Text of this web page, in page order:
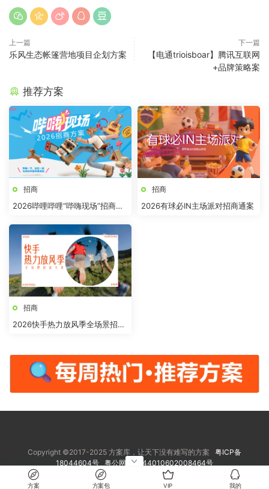
上一篇
乐风生态帐篷营地项目企划方案
下一篇
【电通trioisboar】腾讯互联网
+品牌策略案
推荐方案
招商
2026哔哩哔哩“哔嗨现场”招商方
招商
2026有球必IN主场派对招商通案
招商
2026快手热力放风季全场景招商
Copyright ©2017-2025 方案库，让天下没有难写的方案 粤ICP备
18044604号 粤公网安备 44010602008464号
方案 方案包 VIP 我的